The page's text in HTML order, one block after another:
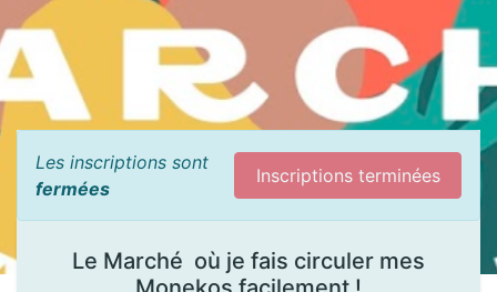
Les inscriptions sont
fermées
Inscriptions terminées
Le Marché où je fais circuler mes